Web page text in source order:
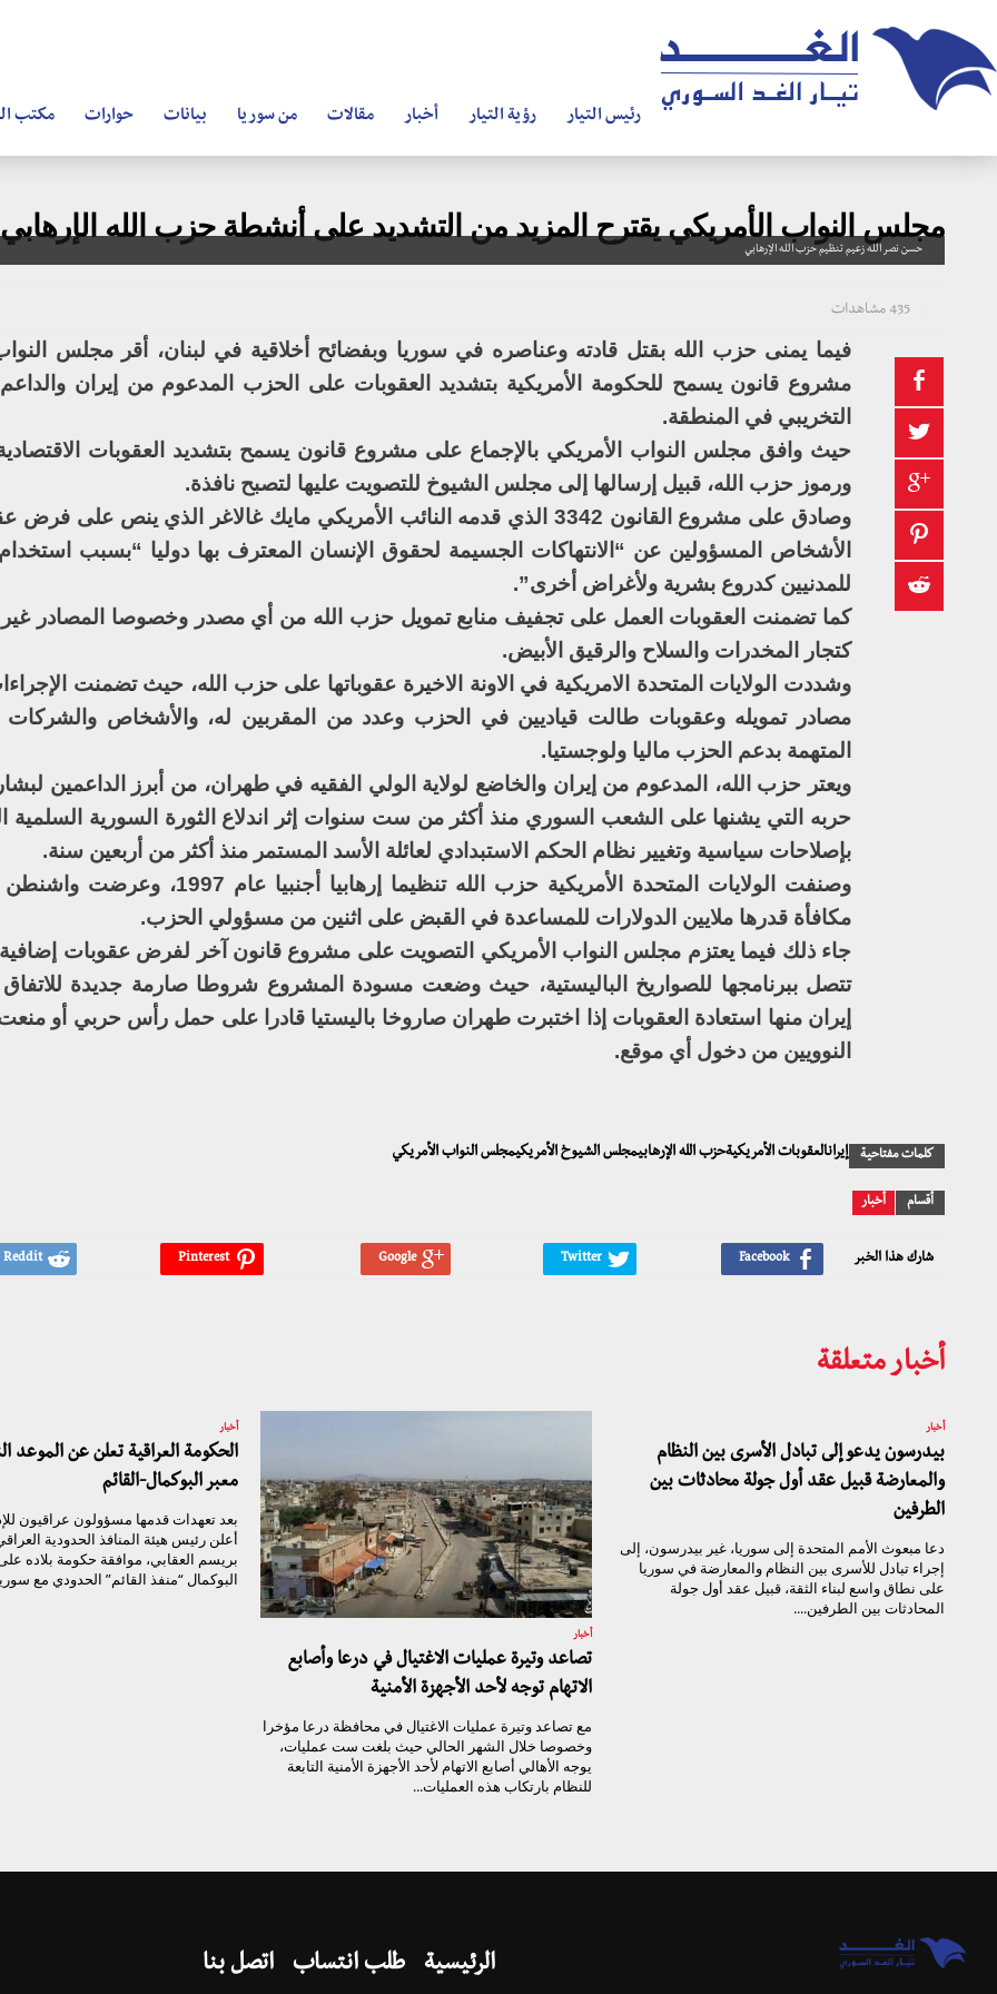
رئيس التيار رؤية التيار أخبار مقالات من سوريا بيانات حوارات مكتب
مجلس النواب الأمريكي يقترح المزيد من التشديد على أنشطة حزب الله الإرهابي
حسن نصر الله زعيم تنظيم حزب الله الإرهابي
435 مشاهدات
فيما يمنى حزب الله بقتل قادته وعناصره في سوريا وبفضائح أخلاقية في لبنان، أقر مجلس
مشروع قانون يسمح للحكومة الأمريكية بتشديد العقوبات على الحزب المدعوم من إيران
التخريبي في المنطقة.
حيث وافق مجلس النواب الأمريكي بالإجماع على مشروع قانون يسمح بتشديد العقوبات
ورموز حزب الله، قبيل إرسالها إلى مجلس الشيوخ للتصويت عليها لتصبح نافذة.
وصادق على مشروع القانون 3342 الذي قدمه النائب الأمريكي مايك غالاغر الذي ينص على
الأشخاص المسؤولين عن “الانتهاكات الجسيمة لحقوق الإنسان المعترف بها دوليا “بسبب
للمدنيين كدروع بشرية ولأغراض أخرى”.
كما تضمنت العقوبات العمل على تجفيف منابع تمويل حزب الله من أي مصدر وخصوصا المصادر
كتجار المخدرات والسلاح والرقيق الأبيض.
وشددت الولايات المتحدة الامريكية في الاونة الاخيرة عقوباتها على حزب الله، حيث تضمنت
مصادر تمويله وعقوبات طالت قياديين في الحزب وعدد من المقربين له، والأشخاص
المتهمة بدعم الحزب ماليا ولوجستيا.
ويعتر حزب الله، المدعوم من إيران والخاضع لولاية الولي الفقيه في طهران، من أبرز الداعمين
حربه التي يشنها على الشعب السوري منذ أكثر من ست سنوات إثر اندلاع الثورة السورية السلمية
بإصلاحات سياسية وتغيير نظام الحكم الاستبدادي لعائلة الأسد المستمر منذ أكثر من أربعين سنة.
وصنفت الولايات المتحدة الأمريكية حزب الله تنظيما إرهابيا
مكافأة قدرها ملايين الدولارات للمساعدة في القبض على اثنين من مسؤولي الحزب.
جاء ذلك فيما يعتزم مجلس النواب الأمريكي التصويت على مشروع قانون آخر لفرض عقوبات
تتصل ببرنامجها للصواريخ الباليستية، حيث وضعت مسودة المشروع شروطا صارمة جديدة
إيران منها استعادة العقوبات إذا اختبرت طهران صاروخا باليستيا قادرا على حمل رأس حربي أو
النوويين من دخول أي موقع.
كلمات مفتاحية إيرانالعقوبات الأمريكيةحزب الله الإرهابيمجلس الشيوخ الأمريكيمجلس النواب الأمريكي
أقسام أخبار
شارك هذا الخبر
أخبار متعلقة
أخبار
بيدرسون يدعو إلى تبادل الأسرى بين النظام
والمعارضة قبيل عقد أول جولة محادثات بين
الطرفين
دعا مبعوث الأمم المتحدة إلى سوريا، غير بيدرسون، إلى
إجراء تبادل للأسرى بين النظام والمعارضة في سوريا
على نطاق واسع لبناء الثقة، قبيل عقد أول جولة
المحادثات بين الطرفين....
أخبار
تصاعد وتيرة عمليات الاغتيال في درعا وأصابع
الاتهام توجه لأحد الأجهزة الأمنية
مع تصاعد وتيرة عمليات الاغتيال في محافظة درعا مؤخرا
وخصوصا خلال الشهر الحالي حيث بلغت ست عمليات،
يوجه الأهالي أصابع الاتهام لأحد الأجهزة الأمنية التابعة
للنظام بارتكاب هذه العمليات...
أخبار
الحكومة العراقية تعلن عن الموعد
معبر البوكمال-القائم
بعد تعهدات قدمها مسؤولون عراقيون
أعلن رئيس هيئة المنافذ الحدودية
بريسم العقابي، موافقة حكومة بلاده على
البوكمال “منفذ القائم” الحدودي مع
الرئيسية طلب انتساب اتصل بنا